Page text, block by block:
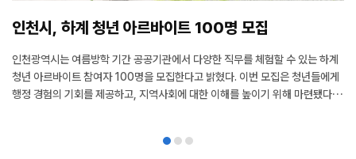
인천시, 하계 청년 아르바이트 100명 모집
인천광역시는 여름방학 기간 공공기관에서 다양한 직무를 체험할 수 있는 하계
청년 아르바이트 참여자 100명을 모집한다고 밝혔다. 이번 모집은 청년들에게
행정 경험의 기회를 제공하고, 지역사회에 대한 이해를 높이기 위해 마련됐다.
기관 청년 아르바이트 사업에 참여한 이력이 없어야 한다. 일반모집은 18세 이